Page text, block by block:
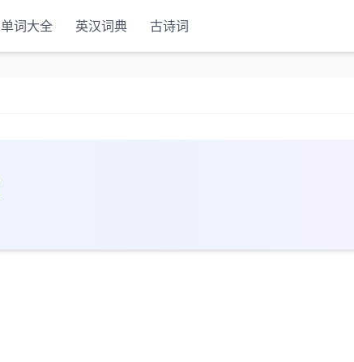
单词大全 英汉词典 古诗词